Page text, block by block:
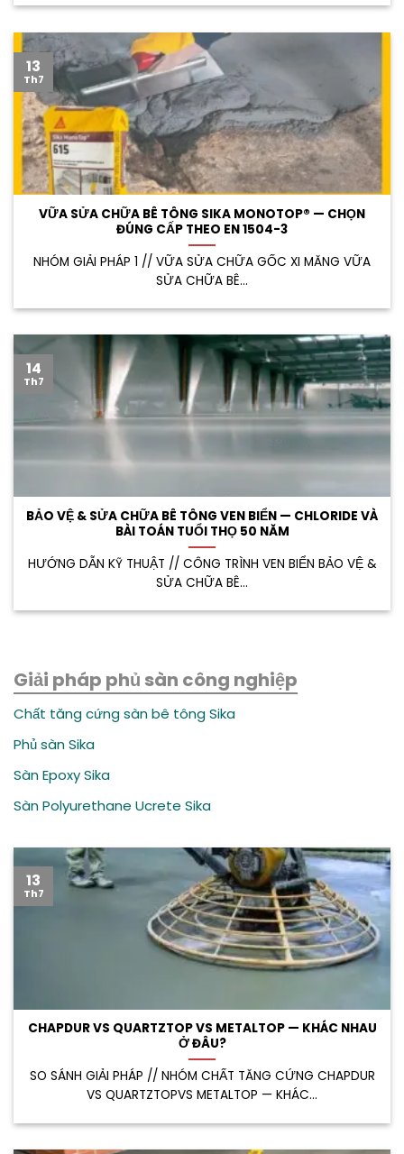
VỮA SỬA CHỮA BÊ TÔNG SIKA MONOTOP® — CHỌN
ĐÚNG CẤP THEO EN 1504-3
NHÓM GIẢI PHÁP 1 // VỮA SỬA CHỮA GỐC XI MĂNG VỮA
SỬA CHỮA BÊ...
13
Th7
BẢO VỆ & SỬA CHỮA BÊ TÔNG VEN BIỂN — CHLORIDE VÀ
BÀI TOÁN TUỔI THỌ 50 NĂM
HƯỚNG DẪN KỸ THUẬT // CÔNG TRÌNH VEN BIỂN BẢO VỆ &
SỬA CHỮA BÊ...
14
Th7
Giải pháp phủ sàn công nghiệp
Chất tăng cứng sàn bê tông Sika
Phủ sàn Sika
Sàn Epoxy Sika
Sàn Polyurethane Ucrete Sika
CHAPDUR VS QUARTZTOP VS METALTOP — KHÁC NHAU
Ở ĐÂU?
SO SÁNH GIẢI PHÁP // NHÓM CHẤT TĂNG CỨNG CHAPDUR
VS QUARTZTOPVS METALTOP — KHÁC...
13
Th7